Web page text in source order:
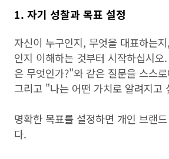
1. 자기 성찰과 목표 설정
자신이 누구인지, 무엇을 대표하는
인지 이해하는 것부터 시작하십시
은 무엇인가?"와 같은 질문을 스스
그리고 "나는 어떤 가치로 알려지고
명확한 목표를 설정하면 개인 브랜
다.